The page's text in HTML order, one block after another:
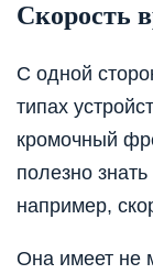
Скорость
С одной
типах
кромочный
полезно
например,
Она имеет не